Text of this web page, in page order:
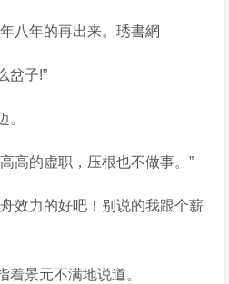
八年的再出来。琇書網
岔子!”
。
高的虚职，压根也不做事。”
效力的好吧！别说的我跟个薪
着景元不满地说道。